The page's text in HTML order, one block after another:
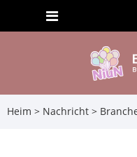
Heim > Nachricht >